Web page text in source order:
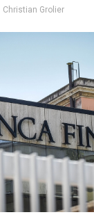
Christian Grolier